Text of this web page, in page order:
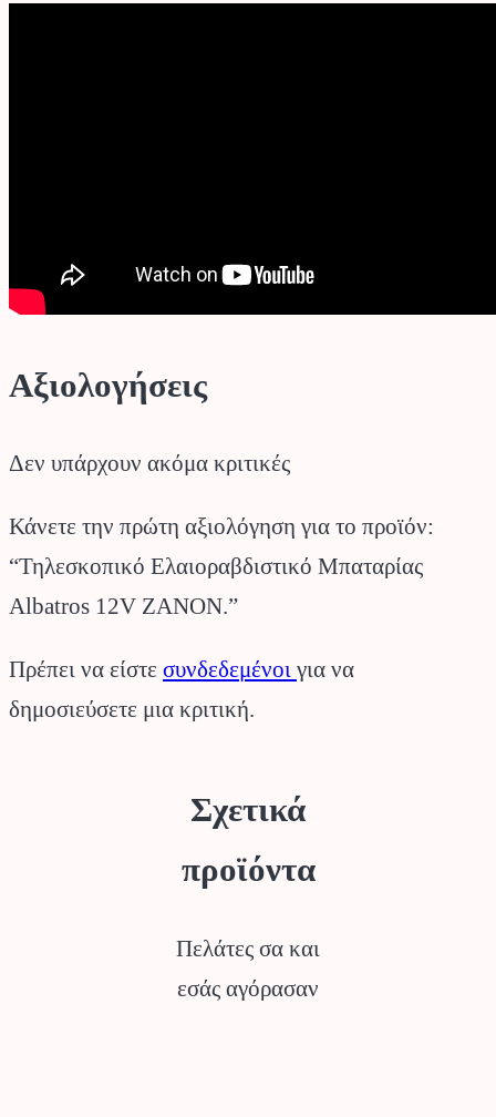
Αξιολογήσεις
Δεν υπάρχουν ακόμα κριτικές
Κάνετε την πρώτη αξιολόγηση για το προϊόν:
“Τηλεσκοπικό Ελαιοραβδιστικό Μπαταρίας
Albatros 12V ZANON.”
Πρέπει να είστε συνδεδεμένοι για να
δημοσιεύσετε μια κριτική.
Σχετικά
προϊόντα
Πελάτες σα και
εσάς αγόρασαν